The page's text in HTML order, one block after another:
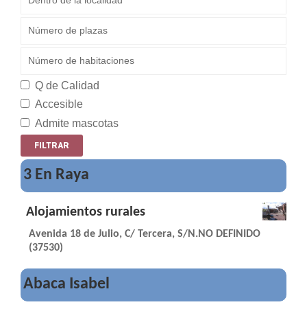
Q de Calidad
Accesible
Admite mascotas
3 En Raya
Alojamientos rurales
Avenida 18 de Julio, C/ Tercera, S/N.NO DEFINIDO
(37530)
Abaca Isabel